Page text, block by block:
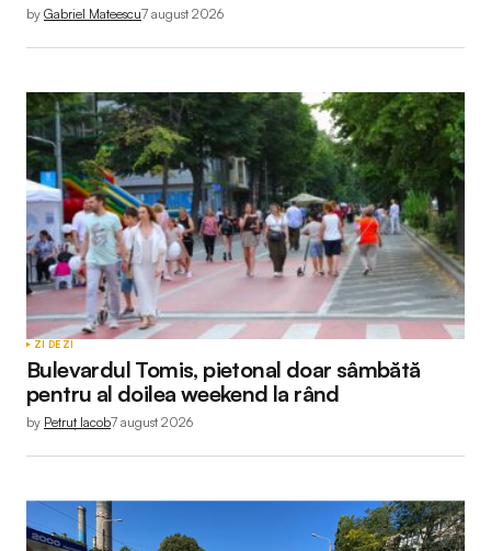
by Gabriel Mateescu7 august 2026
ZI DE ZI
Bulevardul Tomis, pietonal doar sâmbătă
pentru al doilea weekend la rând
by Petruț Iacob7 august 2026